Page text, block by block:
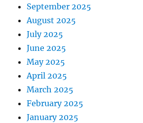
September 2025
August 2025
July 2025
June 2025
May 2025
April 2025
March 2025
February 2025
January 2025